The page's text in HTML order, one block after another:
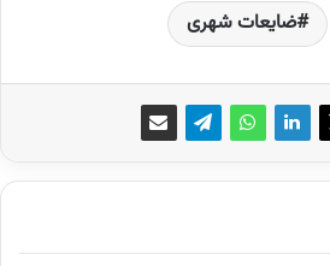
ضایعات شهری